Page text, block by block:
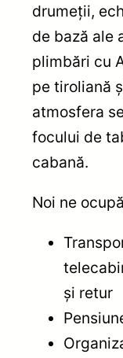
drumeții,
de bază ale
plimbări cu
pe tiroliană
atmosfera
focului de
cabană.
Noi ne
și retur